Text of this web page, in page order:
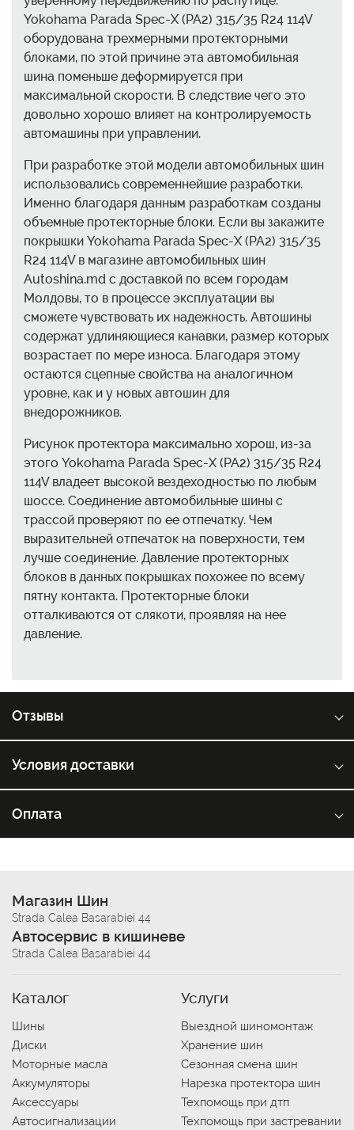
Yokohama Parada Spec-X (PA2) 315/35 R24 114V
оборудована трехмерными протекторными
блоками, по этой причине эта автомобильная
шина поменьше деформируется при
максимальной скорости. В следствие чего это
довольно хорошо влияет на контролируемость
автомашины при управлении.
При разработке этой модели автомобильных шин
использовались современнейшие разработки.
Именно благодаря данным разработкам созданы
объемные протекторные блоки. Если вы закажите
покрышки Yokohama Parada Spec-X (PA2) 315/35
R24 114V в магазине автомобильных шин
Autoshina.md с доставкой по всем городам
Молдовы, то в процессе эксплуатации вы
сможете чувствовать их надежность. Автошины
содержат удлиняющиеся канавки, размер которых
возрастает по мере износа. Благодаря этому
остаются сцепные свойства на аналогичном
уровне, как и у новых автошин для
внедорожников.
Рисунок протектора максимально хорош, из-за
этого Yokohama Parada Spec-X (PA2) 315/35 R24
114V владеет высокой вездеходностью по любым
шоссе. Соединение автомобильные шины с
трассой проверяют по ее отпечатку. Чем
выразительней отпечаток на поверхности, тем
лучше соединение. Давление протекторных
блоков в данных покрышках похожее по всему
пятну контакта. Протекторные блоки
отталкиваются от слякоти, проявляя на нее
давление.
Отзывы
Условия доставки
Оплата
Магазин Шин
Strada Calea Basarabiei 44
Автосервис в кишиневе
Strada Calea Basarabiei 44
Каталог
Шины
Диски
Моторные масла
Аккумуляторы
Аксессуары
Автосигнализации
Услуги
Выездной шиномонтаж
Хранение шин
Сезонная смена шин
Нарезка протектора шин
Техпомощь при дтп
Техпомощь при застревании